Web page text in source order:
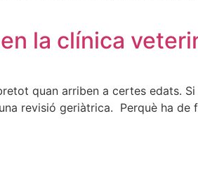
la clínica
quan arriben a certes edats.
revisió geriàtrica. Perquè ha de